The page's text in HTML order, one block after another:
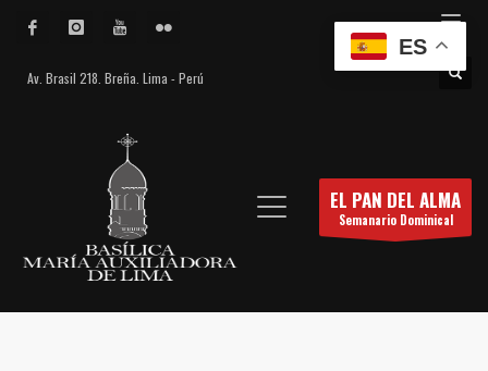
Av. Brasil 218. Breña. Lima - Perú
EL PAN DEL ALMA
Semanario Dominical
ES